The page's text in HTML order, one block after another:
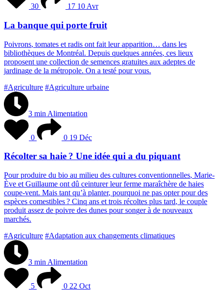
30 17 10 Avr
La banque qui porte fruit
Poivrons, tomates et radis ont fait leur apparition… dans les
bibliothèques de Montréal. Depuis quelques années, ces lieux
proposent une collection de semences gratuites aux adeptes de
jardinage de la métropole. On a testé pour vous.
#Agriculture #Agriculture urbaine
3 min Alimentation
0 0 19 Déc
Récolter sa haie ? Une idée qui a du piquant
Pour produire du bio au milieu des cultures conventionnelles, Marie-
Ève et Guillaume ont dû ceinturer leur ferme maraîchère de haies
coupe-vent. Mais tant qu’à planter, pourquoi ne pas opter pour des
espèces comestibles? Cinq ans et trois récoltes plus tard, le couple
produit assez de poivre des dunes pour songer à de nouveaux
marchés.
#Agriculture #Adaptation aux changements climatiques
3 min Alimentation
5 0 22 Oct